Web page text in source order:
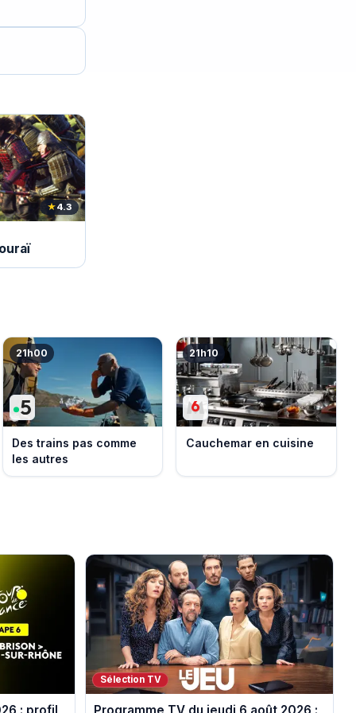
★4.3
21h00
Des trains pas comme
les autres
21h10
Cauchemar en cuisine
Sélection TV